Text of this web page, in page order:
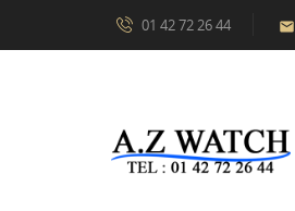
01 42 72 26 44 